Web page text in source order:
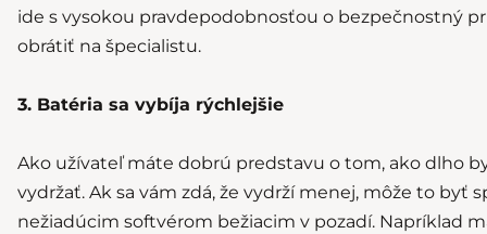
ide s vysokou pravdepodobnosťou o bezpečnostný
obrátiť na špecialistu.
3. Batéria sa vybíja rýchlejšie
Ako užívateľ máte dobrú predstavu o tom, ako dlho
vydržať. Ak sa vám zdá, že vydrží menej, môže to byť
nežiadúcim softvérom bežiacim v pozadí. Napríklad